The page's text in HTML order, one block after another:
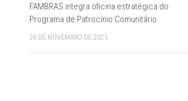
FAMBRAS integra oficina estratégica do
Programa de Patrocínio Comunitário
26 DE NOVEMBRO DE 2025